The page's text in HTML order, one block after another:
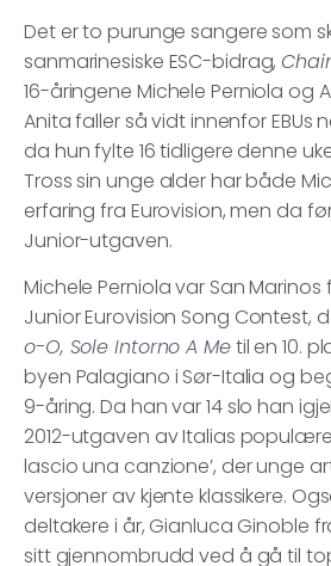
Det er to purunge sangere som
sanmarinesiske ESC-bidrag,
16-åringene Michele Perniola og
Anita faller så vidt innenfor EBUs
da hun fylte 16 tidligere denne
Tross sin unge alder har både
erfaring fra Eurovision, men da
Junior-utgaven.
Michele Perniola var San Marinos
Junior Eurovision Song Contest,
o-O, Sole Intorno A Metil en 10.
byen Palagiano i Sør-Italia og
9-åring. Da han var 14 slo han
2012-utgaven av Italias populære
lascio una canzione’, der unge
versjoner av kjente klassikere.
deltakere i år, Gianluca Ginoble
sitt gjennombrudd ved å gå til